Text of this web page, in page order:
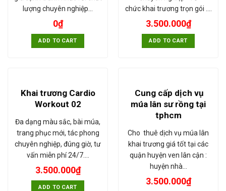
lượng chuyên nghiệp…
0₫
ADD TO CART
chức khai trương trọn gói .…
3.500.000₫
ADD TO CART
Khai trương Cardio
Workout 02
Đa dạng màu sắc, bài múa,
trang phục mới, tác phong
chuyên nghiệp, đúng giờ, tư
vấn miễn phí 24/7.…
3.500.000₫
ADD TO CART
Cung cấp dịch vụ
múa lân sư rồng tại
tphcm
Cho thuê dịch vụ múa lân
khai trương giá tốt tại các
quận huyện ven lân cận :
huyện nhà…
3.500.000₫